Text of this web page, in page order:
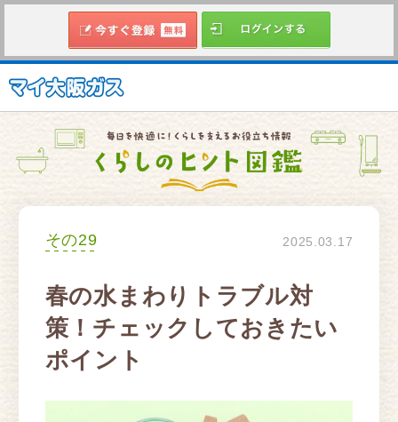
その29 2025.03.17
春の水まわりトラブル対
策！チェックしておきたい
ポイント